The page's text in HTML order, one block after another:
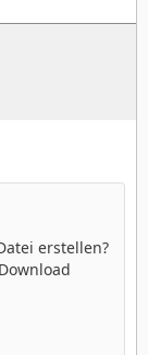
erstellen?